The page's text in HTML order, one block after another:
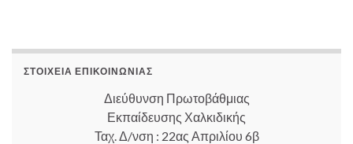
ΣΤΟΙΧΕΊΑ ΕΠΙΚΟΙΝΩΝΊΑΣ
Διεύθυνση Πρωτοβάθμιας
Εκπαίδευσης Χαλκιδικής
Ταχ. Δ/νση : 22ας Απριλίου 6β